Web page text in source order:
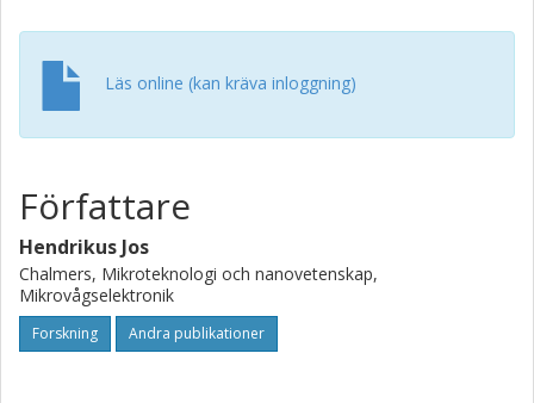
asymmetrical Doherty amplifier shows an efficiency
bandwidth of about 400MHz for a signal centered at
1GHz. For a signal at 2GHz the efficiency bandwidth is
found to be 520MHz. Due to the fixed values of the output
capacitances the efficiency bandwidth does not scale with
Läs online (kan kräva inloggning)
Författare
Hendrikus Jos
Chalmers, Mikroteknologi och nanovetenskap,
Mikrovågselektronik
Forskning Andra publikationer